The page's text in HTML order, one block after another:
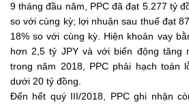
9 tháng đầu năm, PPC đã đạt 5.277 tỷ
so với cùng kỳ; lợi nhuận sau thuế đạt
18% so với cùng kỳ. Hiện khoản vay
hơn 2,5 tỷ JPY và với biến động tăng
trong năm 2018, PPC phải hạch toán
dưới 20 tỷ đồng.
Đến hết quý III/2018, PPC ghi nhận